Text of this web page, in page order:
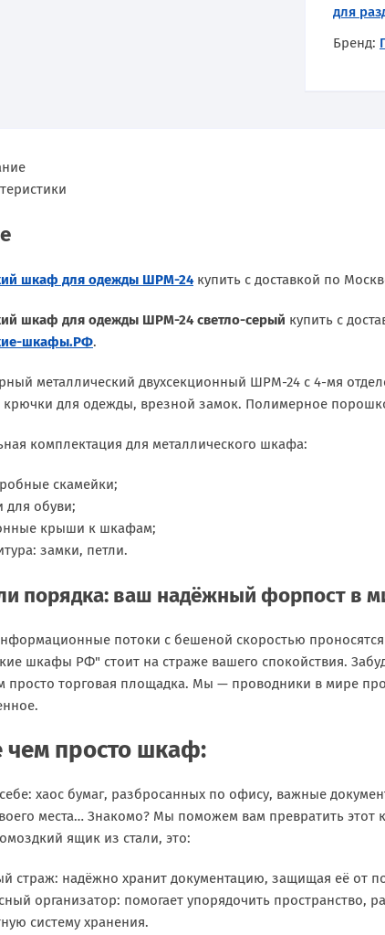
для
Бренд:
шкаф для одежды ШРМ-24купить с доставкой по
шкаф для одежды ШРМ-24 светло-серый купить с
шкафы.РФ.
металлический двухсекционный ШРМ-24 с 4-мя
для одежды, врезной замок. Полимерное
комплектация для металлического шкафа:
скамейки;
для обуви;
крыши к шкафам;
замки, петли.
порядка: ваш надёжный форпост в
потоки с бешеной скоростью
шкафы РФ" стоит на страже вашего спокойствия.
просто торговая площадка. Мы — проводники в мире
чем просто шкаф:
себе: хаос бумаг, разбросанных по офису, важные
места… Знакомо? Мы поможем вам превратить
ящик из стали, это:
страж: надёжно хранит документацию, защищая её от
организатор: помогает упорядочить пространство,
систему хранения.